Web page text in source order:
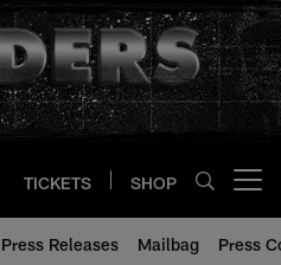
TICKETS SHOP
Press Releases Mailbag Press